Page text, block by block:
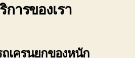
การของเรา
ถเครนยกของหนัก